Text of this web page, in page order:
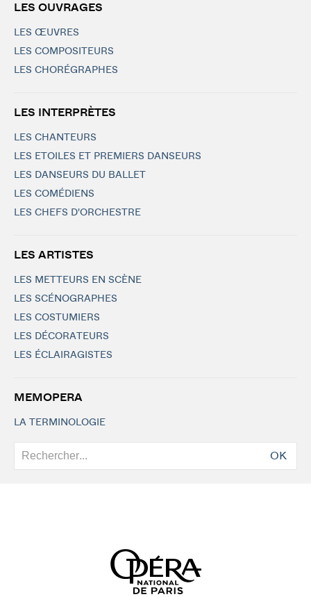
LES OUVRAGES
LES ŒUVRES
LES COMPOSITEURS
LES CHORÉGRAPHES
LES INTERPRÈTES
LES CHANTEURS
LES ETOILES ET PREMIERS DANSEURS
LES DANSEURS DU BALLET
LES COMÉDIENS
LES CHEFS D'ORCHESTRE
LES ARTISTES
LES METTEURS EN SCÈNE
LES SCÉNOGRAPHES
LES COSTUMIERS
LES DÉCORATEURS
LES ÉCLAIRAGISTES
MEMOPERA
LA TERMINOLOGIE
OK